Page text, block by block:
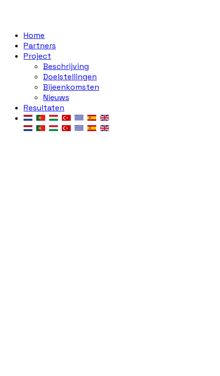
Home
Partners
Project
Beschrijving
Doelstellingen
Bijeenkomsten
Nieuws
Resultaten